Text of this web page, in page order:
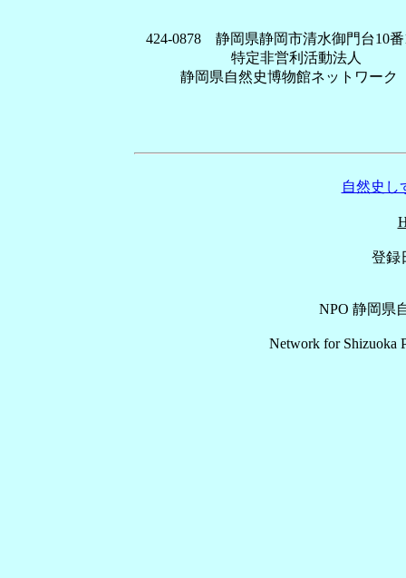
424-0878 静岡県静岡市清水御門台10番
特定非営利活動法人
静岡県自然史博物館ネットワーク
自然史し
登録
NPO 静岡県
Network for Shizuoka